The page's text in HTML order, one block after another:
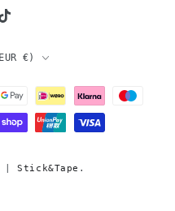
TikTok
|Stick&Tape .
€)